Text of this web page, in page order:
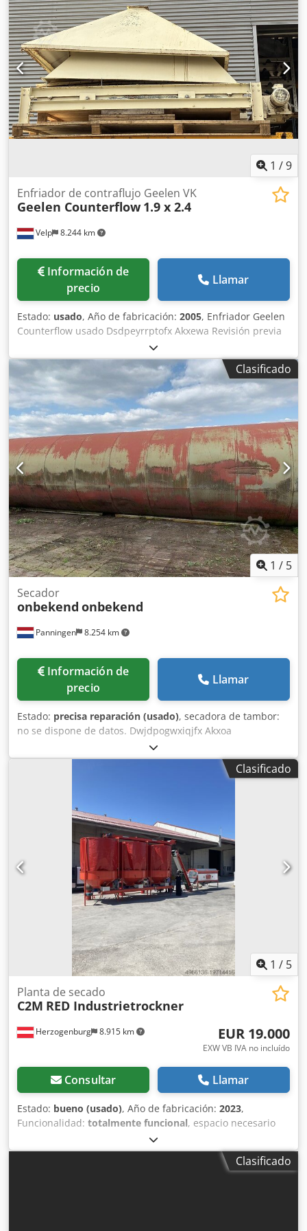
total: 235 Litros Partes en contacto con producto: Acero
inoxidable 1.4571 Transmisión: Motorreductor de
engranaje cilíndrico Equipamiento: Doble camisa, cierre
mecánico, calentador de eje Dimensiones: Largo 3400 x
Ancho 1100 x Alto 1500 mm Peso en vacío: aprox. 1600 kg
Observaciones: Temperatura de funcionamiento 130°C
Temperatura de diseño 200°C Presión interna del
mezclador -1/+3 bar Presión de doble camisa +6 bar
Dwjdpfxjitcvue Akxea Accesorios: Bastidor base, cabeza
Maier HWR 225 Condición: Usado muy bueno Precio: a
1 /9
Velp 8.244 km
Enfriador de contraflujo Geelen VK
Geelen Counterflow 1.9 x 2.4
Información de
precio
Llamar
Estado: usado, Año de fabricación: 2005, Enfriador Geelen
Counterflow usado Dsdpeyrrptofx Akxewa Revisión previa
consulta También disponibles otros tamaños, como 1,9 x
1,9 y de doble piso
Clasificado
1 / 5
Panningen 8.254 km
Secador
onbekend onbekend
Información de
precio
Llamar
Estado: precisa reparación (usado), secadora de tambor:
no se dispone de datos. Dwjdpogwxiqjfx Akxoa
Clasificado
1 / 5
Herzogenburg 8.915 km
Planta de secado
C2M RED Industrietrockner
EUR 19.000
EXW VB IVA no incluído
Consultar Llamar
Estado: bueno (usado), Año de fabricación: 2023,
Funcionalidad: totalmente funcional, espacio necesario
3 kW (4,08 CV)
documentación / manual, Secador rotativo automático
C2M RED – 11 m³ – Año de fabricación aprox. 2022/2023 –
Clasificado